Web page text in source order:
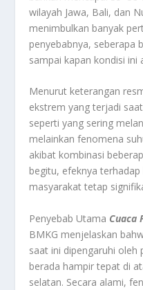
wilayah Jawa, Bali, dan
menimbulkan banyak
penyebabnya, seberapa
sampai kapan kondisi ini
Menurut keterangan
ekstrem yang terjadi
seperti yang sering
melainkan fenomena
akibat kombinasi
begitu, efeknya
masyarakat tetap
Penyebab Utama Cuaca
BMKG menjelaskan
saat ini dipengaruhi
berada hampir tepat di
selatan. Secara alami,